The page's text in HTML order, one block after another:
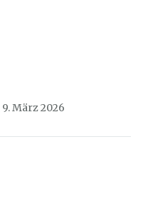
9. März 2026